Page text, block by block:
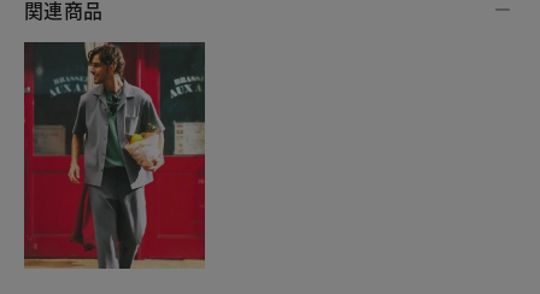
関連商品